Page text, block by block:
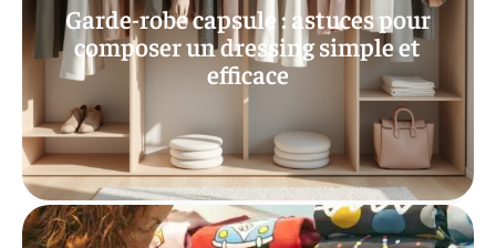
Garde-robe capsule : astuces pour
composer un dressing simple et
efficace